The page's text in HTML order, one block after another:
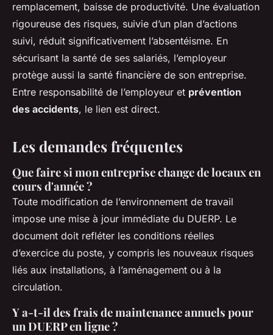
remplacement, baisse de productivité. Une évaluation
rigoureuse des risques, suivie d’un plan d’actions
suivi, réduit significativement l’absentéisme. En
sécurisant la santé de ses salariés, l’employeur
protège aussi la santé financière de son entreprise.
Entre responsabilité de l’employeur et prévention
des accidents, le lien est direct.
Les demandes fréquentes
Que faire si mon entreprise change de locaux en
cours d'année ?
Toute modification de l’environnement de travail
impose une mise à jour immédiate du DUERP. Le
document doit refléter les conditions réelles
d’exercice du poste, y compris les nouveaux risques
liés aux installations, à l’aménagement ou à la
circulation.
Y a-t-il des frais de maintenance annuels pour
un DUERP en ligne ?